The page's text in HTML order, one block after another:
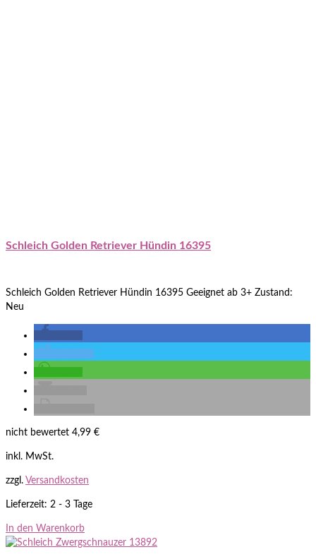
Schleich Golden Retriever Hündin 16395
Schleich Golden Retriever Hündin 16395 Geeignet ab 3+ Zustand:
Neu
nicht bewertet 4,99 €
inkl. MwSt.
zzgl. Versandkosten
Lieferzeit: 2 - 3 Tage
In den Warenkorb